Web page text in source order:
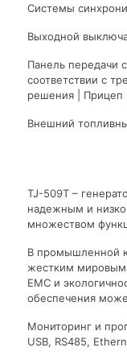
Системы
Выходной
Панель передачи
соответствии с
решения | Прицеп
Внешний
TJ-509T –
надежным и
множеством
В промышленной
жестким мировым
EMC и
обеспечения
Мониторинг и
USB, RS485,